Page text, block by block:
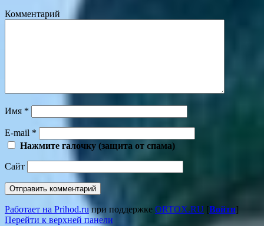
Комментарий
Имя *
E-mail *
Нажмите галочку (защита от спама)
Сайт
Работает на Prihod.ruпри поддержке ORTOX.RU [Войти]
Перейти к верхней панели